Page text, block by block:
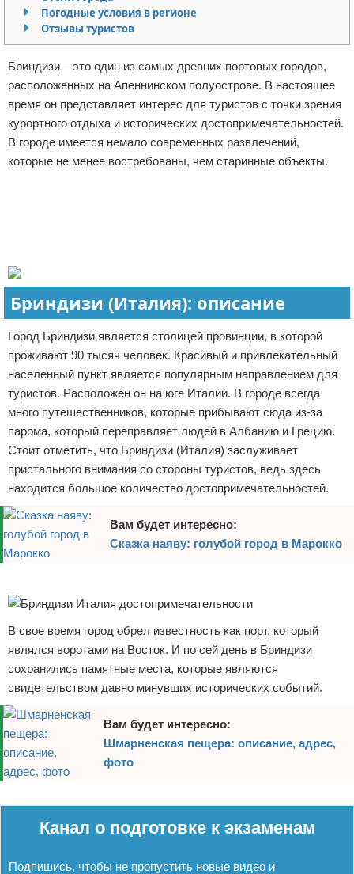
Авиаперелеты
Полезное для туристов
Отдых на природе
Аренда автомобилей
Планирование отдыха
Пляжный отдых
Турагенства
Экстримальный отдых
Разное про отдых
Отказ от ответственности
Погодные условия в регионе
Отзывы туристов
Бриндизи – это один из самых древних портовых городов,
расположенных на Апеннинском полуострове. В настоящее
время он представляет интерес для туристов с точки зрения
курортного отдыха и исторических достопримечательностей.
В городе имеется немало современных развлечений,
которые не менее востребованы, чем старинные объекты.
Бриндизи (Италия): описание
Город Бриндизи является столицей провинции, в которой
проживают 90 тысяч человек. Красивый и привлекательный
населенный пункт является популярным направлением для
туристов. Расположен он на юге Италии. В городе всегда
много путешественников, которые прибывают сюда из-за
парома, который переправляет людей в Албанию и Грецию.
Стоит отметить, что Бриндизи (Италия) заслуживает
пристального внимания со стороны туристов, ведь здесь
находится большое количество достопримечательностей.
Вам будет интересно:
Сказка наяву: голубой город в Марокко
В свое время город обрел известность как порт, который
являлся воротами на Восток. И по сей день в Бриндизи
сохранились памятные места, которые являются
свидетельством давно минувших исторических событий.
Вам будет интересно:
Шмарненская пещера: описание, адрес,
фото
Канал о подготовке к экзаменам
Подпишись, чтобы не пропустить новые видео и